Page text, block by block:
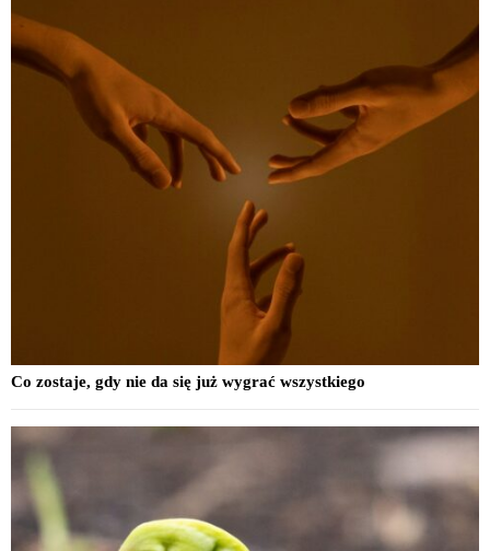
Co zostaje, gdy nie da się już wygrać wszystkiego